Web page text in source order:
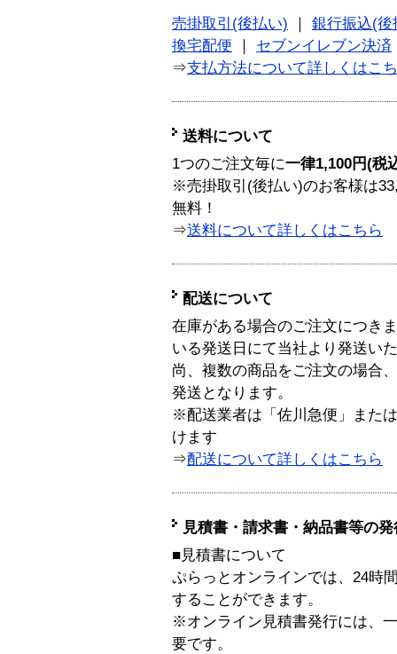
売掛取引(後払い)
銀行振込(後
換宅配便
セブンイレブン決済
⇒支払方法について詳しくはこ
送料について
1つのご注文毎に一律1,100円(税
※売掛取引(後払い)のお客様は
無料！
⇒送料について詳しくはこちら
配送について
在庫がある場合のご注文につき
いる発送日にて当社より発送い
尚、複数の商品をご注文の場合
発送となります。
※配送業者は「佐川急便」また
けます
⇒配送について詳しくはこちら
見積書・請求書・納品書等の
■見積書について
ぷらっとオンラインでは、24時
することができます。
※オンライン見積書発行には、
要です。